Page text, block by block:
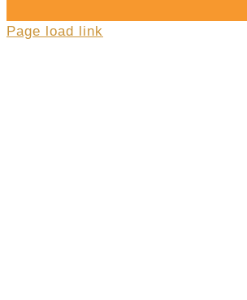
Page load link